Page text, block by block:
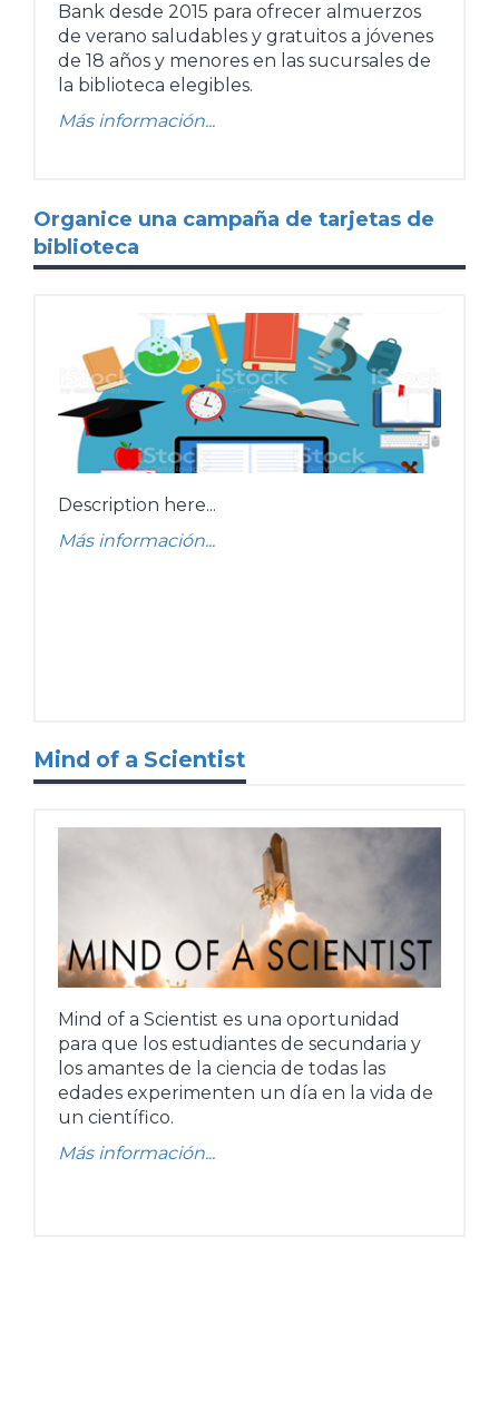
Bank desde 2015 para ofrecer almuerzos
de verano saludables y gratuitos a jóvenes
de 18 años y menores en las sucursales de
la biblioteca elegibles.
Más información...
Organice una campaña de tarjetas de
biblioteca
Description here...
Más información...
Mind of a Scientist
Mind of a Scientist es una oportunidad
para que los estudiantes de secundaria y
los amantes de la ciencia de todas las
edades experimenten un día en la vida de
un científico.
Más información...